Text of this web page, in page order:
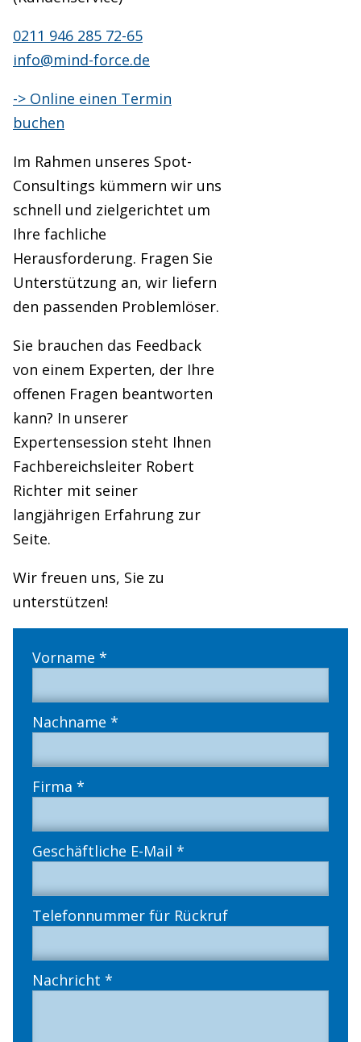
0211 946 285 72-65
info@mind-force.de
-> Online einen Termin
buchen
Im Rahmen unseres Spot-
Consultings kümmern wir uns
schnell und zielgerichtet um
Ihre fachliche
Herausforderung. Fragen Sie
Unterstützung an, wir liefern
den passenden Problemlöser.
Sie brauchen das Feedback
von einem Experten, der Ihre
offenen Fragen beantworten
kann? In unserer
Expertensession steht Ihnen
Fachbereichsleiter Robert
Richter mit seiner
langjährigen Erfahrung zur
Seite.
Wir freuen uns, Sie zu
unterstützen!